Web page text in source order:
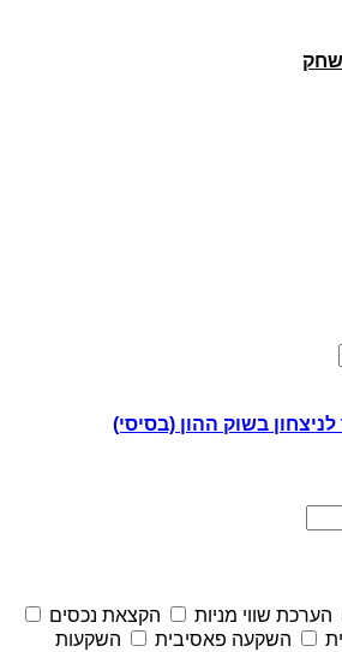
בשוק ההון (בסיסי)
הערכת שווי מניות
הקצאת נכסים
השקעה פאסיבית
השקעות